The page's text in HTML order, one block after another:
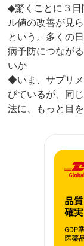
◆驚くことに３日
ル値の改善が見
という。多くの
病予防につなが
いか
◆いま、サプリ
びているが、同
法に、もっと目